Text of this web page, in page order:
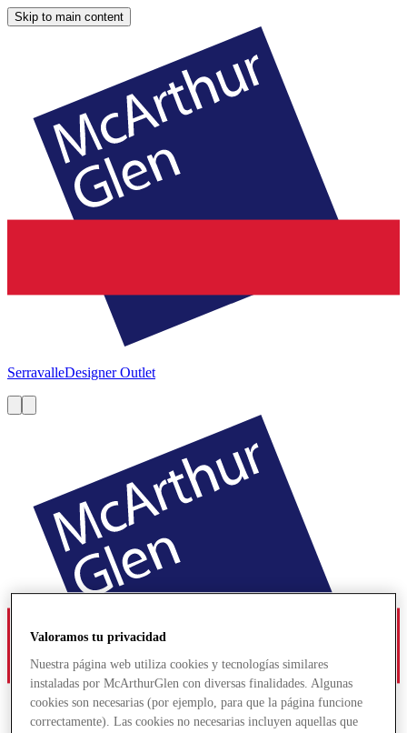
Skip to main content
SerravalleDesigner Outlet
Valoramos tu privacidad
Nuestra página web utiliza cookies y tecnologías similares
instaladas por McArthurGlen con diversas finalidades. Algunas
cookies son necesarias (por ejemplo, para que la página funcione
correctamente). Las cookies no necesarias incluyen aquellas que